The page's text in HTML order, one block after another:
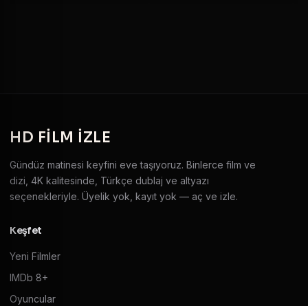
HD FILM IZLE
Gündüz matinesi keyfini eve taşıyoruz. Binlerce film ve
dizi, 4K kalitesinde, Türkçe dublaj ve altyazı
seçenekleriyle. Üyelik yok, kayıt yok — aç ve izle.
Keşfet
Yeni Filmler
IMDb 8+
Oyuncular